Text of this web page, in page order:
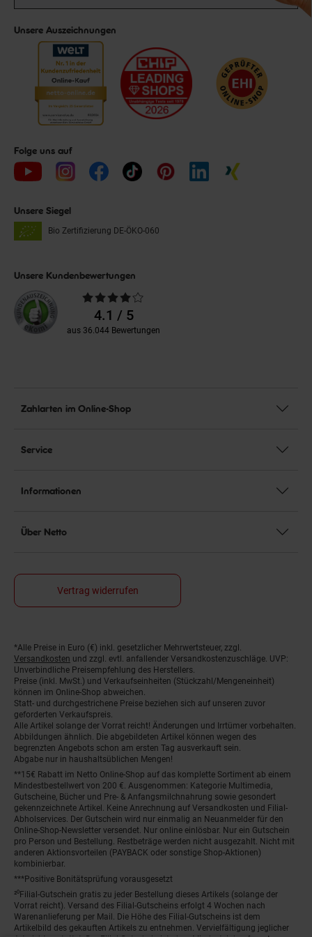
Unsere Auszeichnungen
Folge uns auf
Unsere Siegel
Bio Zertifizierung DE-ÖKO-060
Unsere Kundenbewertungen
Durchschnittliche
Bewertungen4.1 / 5
aus 36.044 Bewertungen
Zahlarten im Online-Shop
Service
Informationen
Über Netto
Vertrag widerrufen
Fußnoten
*Alle Preise in Euro (€) inkl. gesetzlicher Mehrwertsteuer, zzgl.
Versandkosten und zzgl. evtl. anfallender Versandkostenzuschläge. UVP:
Unverbindliche Preisempfehlung des Herstellers.
Preise (inkl. MwSt.) und Verkaufseinheiten (Stückzahl/Mengeneinheit)
können im Online-Shop abweichen.
Statt- und durchgestrichene Preise beziehen sich auf unseren zuvor
geforderten Verkaufspreis.
Alle Artikel solange der Vorrat reicht! Änderungen und Irrtümer vorbehalten.
Abbildungen ähnlich. Die abgebildeten Artikel können wegen des
begrenzten Angebots schon am ersten Tag ausverkauft sein.
Abgabe nur in haushaltsüblichen Mengen!
**15€ Rabatt im Netto Online-Shop auf das komplette Sortiment ab einem
Mindestbestellwert von 200 €. Ausgenommen: Kategorie Multimedia,
Gutscheine, Bücher und Pre- & Anfangsmilchnahrung sowie gesondert
gekennzeichnete Artikel. Keine Anrechnung auf Versandkosten und Filial-
Abholservices. Der Gutschein wird nur einmalig an Neuanmelder für den
Online-Shop-Newsletter versendet. Nur online einlösbar. Nur ein Gutschein
pro Person und Bestellung. Restbeträge werden nicht ausgezahlt. Nicht mit
anderen Aktionsvorteilen (PAYBACK oder sonstige Shop-Aktionen)
kombinierbar.
***Positive Bonitätsprüfung vorausgesetzt
²⁰Filial-Gutschein gratis zu jeder Bestellung dieses Artikels (solange der
Vorrat reicht). Versand des Filial-Gutscheins erfolgt 4 Wochen nach
Warenanlieferung per Mail. Die Höhe des Filial-Gutscheins ist dem
Artikelbild des gekauften Artikels zu entnehmen. Vervielfältigung jeglicher